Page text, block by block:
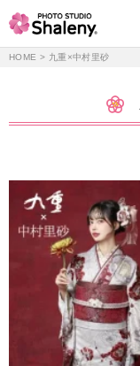
HOME > 九重×中村里砂